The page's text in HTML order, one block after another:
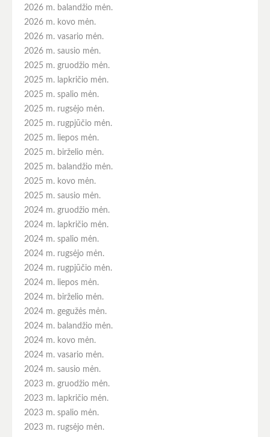
2026 m. balandžio mėn.
2026 m. kovo mėn.
2026 m. vasario mėn.
2026 m. sausio mėn.
2025 m. gruodžio mėn.
2025 m. lapkričio mėn.
2025 m. spalio mėn.
2025 m. rugsėjo mėn.
2025 m. rugpjūčio mėn.
2025 m. liepos mėn.
2025 m. birželio mėn.
2025 m. balandžio mėn.
2025 m. kovo mėn.
2025 m. sausio mėn.
2024 m. gruodžio mėn.
2024 m. lapkričio mėn.
2024 m. spalio mėn.
2024 m. rugsėjo mėn.
2024 m. rugpjūčio mėn.
2024 m. liepos mėn.
2024 m. birželio mėn.
2024 m. gegužės mėn.
2024 m. balandžio mėn.
2024 m. kovo mėn.
2024 m. vasario mėn.
2024 m. sausio mėn.
2023 m. gruodžio mėn.
2023 m. lapkričio mėn.
2023 m. spalio mėn.
2023 m. rugsėjo mėn.